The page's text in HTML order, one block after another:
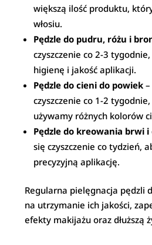
większą ilość produktu,
włosiu.
Pędzle do pudru, różu i
czyszczenie co 2-3
higienę i jakość aplikacji.
Pędzle do cieni do powiek
czyszczenie co 1-2
używamy różnych kolorów
Pędzle do kreowania brwi
się czyszczenie co tydzień,
precyzyjną aplikację.
Regularna pielęgnacja pędzli
na utrzymanie ich jakości,
efekty makijażu oraz dłuższą